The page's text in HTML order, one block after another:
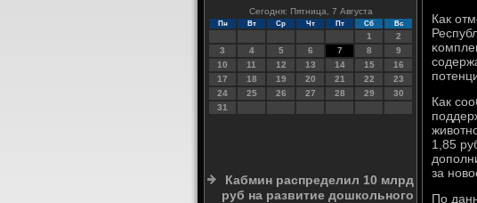
Сегодня: Пятница, 7 Августа
Пн Вт Ср Чт Пт Сб Вс
1
2
3
4 5 6 7 8
9
10
11 12 13 14 15
16
17
18 19 20 21 22
23
24
25 26 27 28 29
30
31
Кабмин распределил 10 млрд
руб на развитие дошкольного
Как
Как
1,85
за
По